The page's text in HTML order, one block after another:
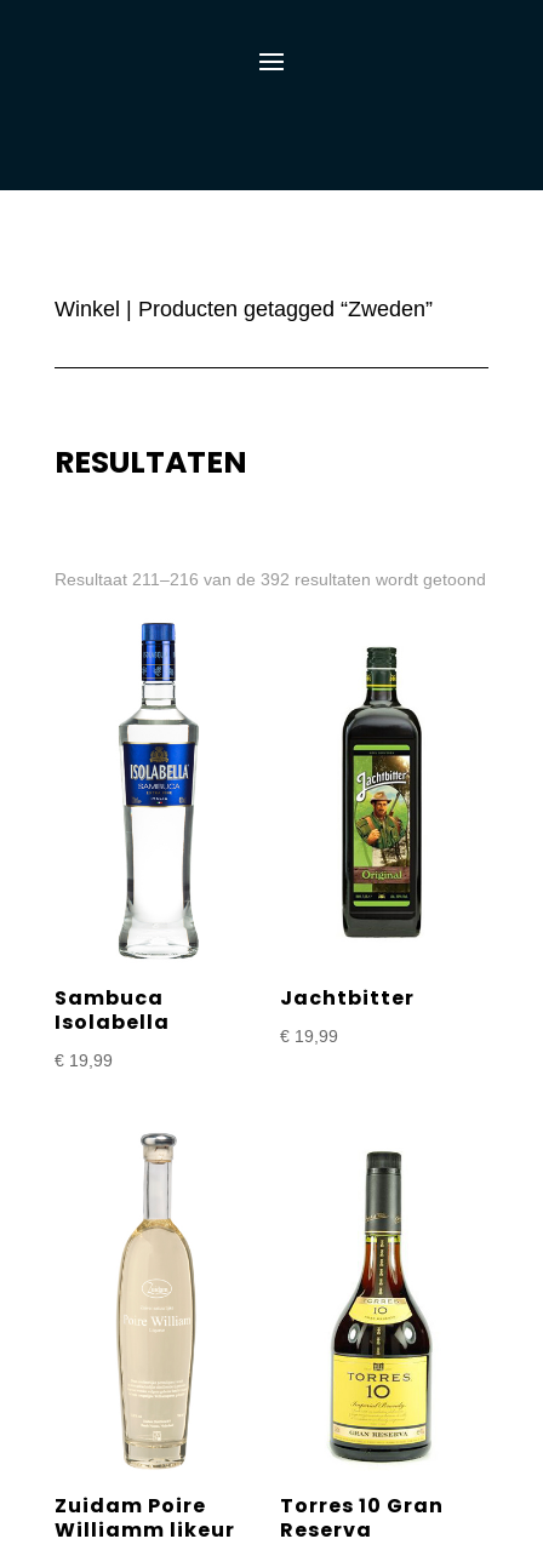
Winkel | Producten getagged “Zweden”
RESULTATEN
Resultaat 211–216 van de 392 resultaten wordt getoond
Sambuca
Isolabella
€19,99
Jachtbitter
€ 19,99
Zuidam Poire
Williamm likeur
Torres 10 Gran
Reserva